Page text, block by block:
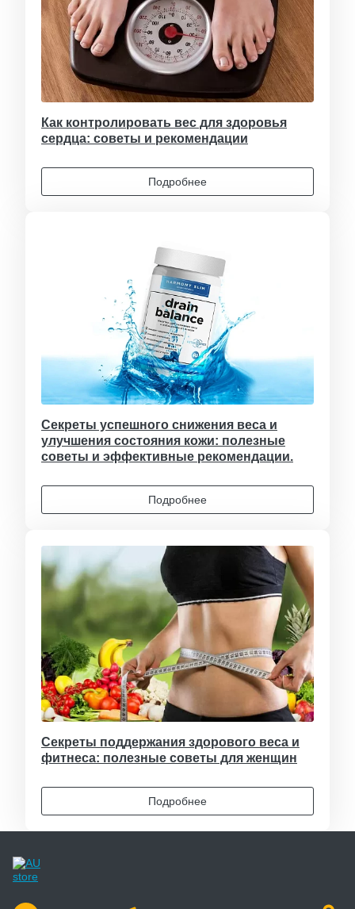
Как контролировать вес для здоровья
сердца: советы и рекомендации
Подробнее
Секреты успешного снижения веса и
улучшения состояния кожи: полезные
советы и эффективные рекомендации.
Подробнее
Секреты поддержания здорового веса и
фитнеса: полезные советы для женщин
Подробнее